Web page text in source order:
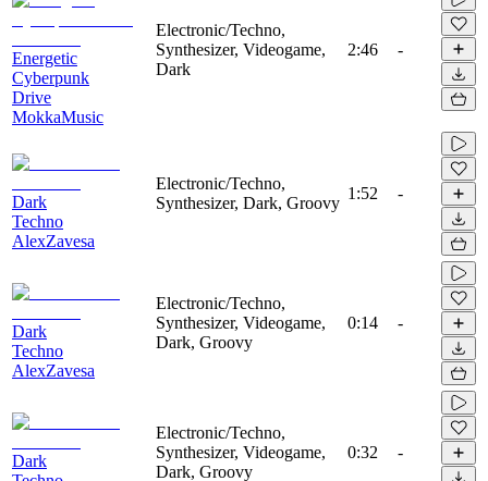
Energetic
Cyberpunk
Drive
MokkaMusic
Electronic/Techno,
Synthesizer, Videogame,
Dark
2:46 -
Dark
Techno
AlexZavesa
Electronic/Techno,
Synthesizer, Dark, Groovy
1:52 -
Dark
Techno
AlexZavesa
Electronic/Techno,
Synthesizer, Videogame,
Dark, Groovy
0:14 -
Dark
Electronic/Techno,
Synthesizer, Videogame,
Dark, Groovy
0:32 -